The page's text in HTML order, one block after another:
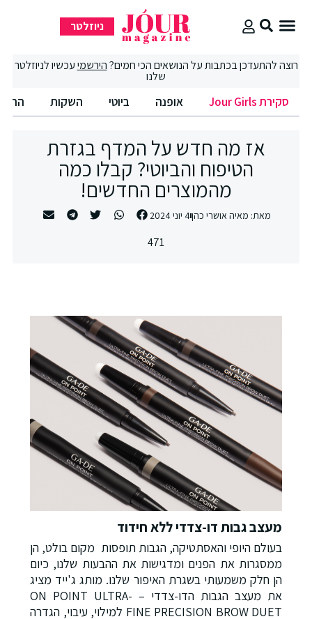
ניוזלטר
רוצה להתעדכן בכתבות על הנושאים הכי חמים?הירשמיעכשיו לניוזלטר
שלנו
סקירת Jour Girls אופנה ביוטי השקות
אז מה חדש על המדף בגזרת
הטיפוח והביוטי? קבלו כמה
מהמוצרים החדשים!
מאת: מאיה אושרי כהן4 יוני 2024
471
מעצב גבות דו-צדדי ללא חידוד
בעולם היופי והאסתטיקה, הגבות תופסות מקום בולט, הן
ממסגרות את הפנים ומדגישות את ההבעות שלנו, כיום
הן חלק משמעותי בשגרת האיפור שלנו. מותג ג'ייד מציג
את מעצב הגבות הדו-צדדי – ON POINT ULTRA-
FINE PRECISION BROW DUET למילוי, עיבוי, הגדרה